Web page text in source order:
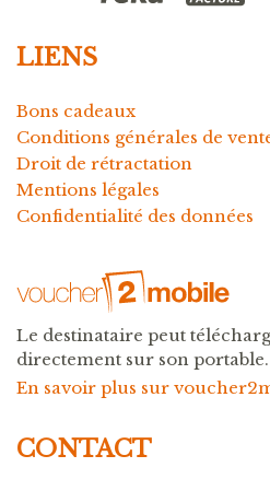
LIENS
Bons cadeaux
Conditions générales de
Droit de rétractation
Mentions légales
Confidentialité des données
Le destinataire peut
directement sur son portable.
En savoir plus sur
CONTACT